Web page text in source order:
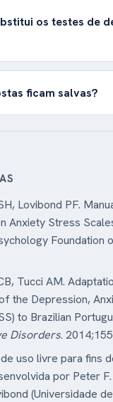
os testes de
ficam salvas?
Lovibond PF.
Anxiety Stress
Foundation
Tucci AM.
the Depression,
to Brazilian
Disorders.
uso livre para fins
por Peter
(Universidade